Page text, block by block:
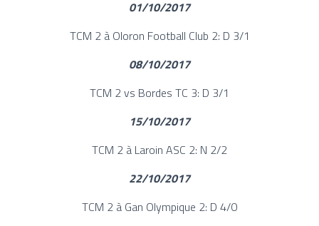
01/10/2017
TCM 2 à Oloron Football Club 2: D 3/1
08/10/2017
TCM 2 vs Bordes TC 3: D 3/1
15/10/2017
TCM 2 à Laroin ASC 2: N 2/2
22/10/2017
TCM 2 à Gan Olympique 2: D 4/0